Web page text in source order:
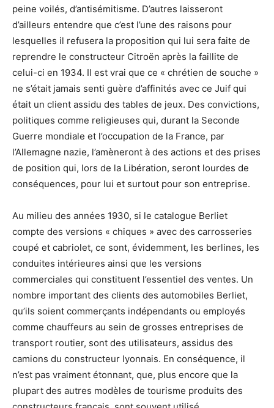
peine voilés, d’antisémitisme. D’autres laisseront
d’ailleurs entendre que c’est l’une des raisons pour
lesquelles il refusera la proposition qui lui sera faite de
reprendre le constructeur Citroën après la faillite de
celui-ci en 1934. Il est vrai que ce « chrétien de souche »
ne s’était jamais senti guère d’affinités avec ce Juif qui
était un client assidu des tables de jeux. Des convictions,
politiques comme religieuses qui, durant la Seconde
Guerre mondiale et l’occupation de la France, par
l’Allemagne nazie, l’amèneront à des actions et des prises
de position qui, lors de la Libération, seront lourdes de
conséquences, pour lui et surtout pour son entreprise.
Au milieu des années 1930, si le catalogue Berliet
compte des versions « chiques » avec des carrosseries
coupé et cabriolet, ce sont, évidemment, les berlines, les
conduites intérieures ainsi que les versions
commerciales qui constituent l’essentiel des ventes. Un
nombre important des clients des automobiles Berliet,
qu’ils soient commerçants indépendants ou employés
comme chauffeurs au sein de grosses entreprises de
transport routier, sont des utilisateurs, assidus des
camions du constructeur lyonnais. En conséquence, il
n’est pas vraiment étonnant, que, plus encore que la
plupart des autres modèles de tourisme produits des